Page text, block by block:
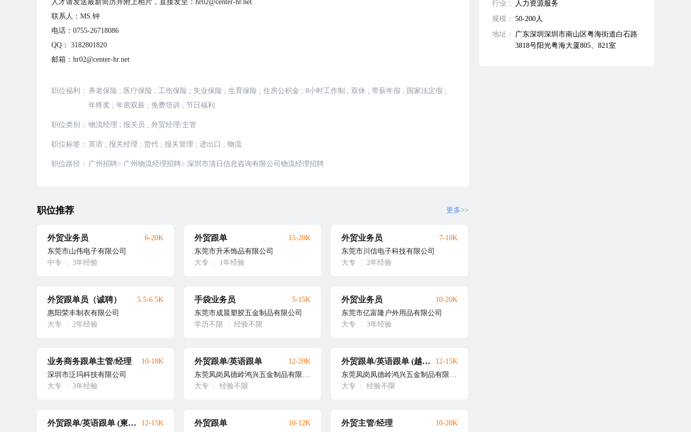
人才请发送最新简历并附上相片，直接发至：hr02@center-hr.net
联系人：MS.钟
电话：0755-26718086
QQ： 3182801820
邮箱：hr02@center-hr.net
职位福利： 养老保险 ; 医疗保险 ; 工伤保险 ; 失业保险 ; 生育保险 ; 住房公积金 ; 8小时工作制 ; 双休 ; 带薪年假 ; 国家法定假 ;
年终奖 ; 年底双薪 ; 免费培训 ; 节日福利
职位类别： 物流经理 ; 报关员 ; 外贸经理/主管
职位标签： 英语 ; 报关经理 ; 货代 ; 报关管理 ; 进出口 ; 物流
职位路径： 广州招聘> 广州物流经理招聘> 深圳市清日信息咨询有限公司物流经理招聘
职位推荐 更多>>
外贸业务员
东莞市山伟电子有限公司
中专
3年经验
6-20K 外贸跟单
东莞市升禾饰品有限公司
大专
1年经验
15-20K 外贸业务员
东莞市川信电子科技有限公司
大专
2年经验
7-10K
外贸跟单员（诚聘）
惠阳荣丰制衣有限公司
大专
2年经验
5.5-6.5K 手袋业务员
东莞市成晨塑胶五金制品有限公司
学历不限
经验不限
5-15K 外贸业务员
东莞市亿富隆户外用品有限公司
大专
3年经验
10-20K
业务商务跟单主管/经理
深圳市泛玛科技有限公司
大专
3年经验
10-18K 外贸跟单/英语跟单
东莞凤岗凤德岭鸿兴五金制品有限公司
大专
经验不限
12-20K 外贸跟单/英语跟单 (越南上班）
东莞凤岗凤德岭鸿兴五金制品有限公司
大专
经验不限
12-15K
外贸跟单/英语跟单 (柬埔寨上班） 12-15K 外贸跟单 10-12K 外贸主管/经理 10-20K
行业：
人力资源服务
规模： 50-200人
地址：
广东深圳深圳市南山区粤海街道白石路
3818号阳光粤海大厦805、821室